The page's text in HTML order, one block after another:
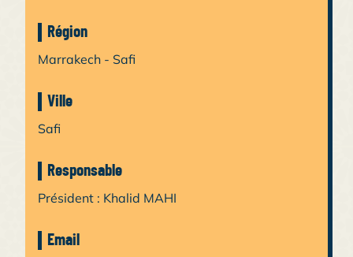
Région
Marrakech - Safi
Ville
Safi
Responsable
Président : Khalid MAHI
Email